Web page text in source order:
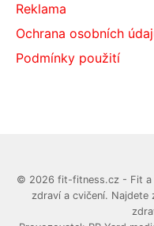
Reklama
Ochrana osobních
Podmínky použití
© 2026 fit-fitness.cz - Fit a
zdraví a cvičení.